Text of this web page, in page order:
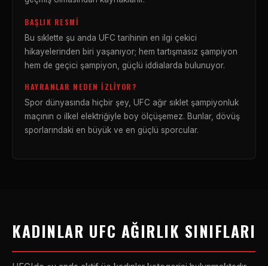
BAŞLIK RESMI
Bu sıklette şu anda UFC tarihinin en ilgi çekici
hikayelerinden biri yaşanıyor; hem tartışmasız şampiyon
hem de geçici şampiyon, güçlü iddialarda bulunuyor.
HAYRANLAR NEDEN İZLIYOR?
Spor dünyasında hiçbir şey, UFC ağır sıklet şampiyonluk
maçının o ilkel elektriğiyle boy ölçüşemez. Bunlar, dövüş
sporlarındaki en büyük ve en güçlü sporcular.
KADINLAR UFC AĞIRLIK SINIFLARI